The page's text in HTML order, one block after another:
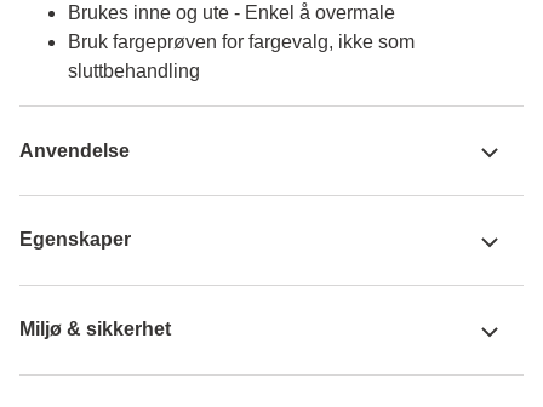
Brukes inne og ute - Enkel å overmale
Bruk fargeprøven for fargevalg, ikke som
sluttbehandling
Anvendelse
Egenskaper
Miljø & sikkerhet